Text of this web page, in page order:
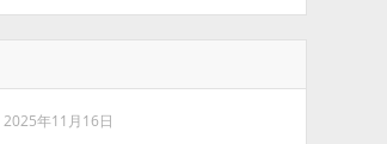
2025年11月16日